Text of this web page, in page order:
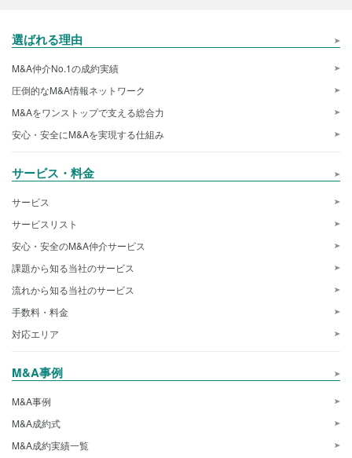
選ばれる理由
M&A仲介No.1の成約実績
圧倒的なM&A情報ネットワーク
M&Aをワンストップで支える総合力
安心・安全にM&Aを実現する仕組み
サービス・料金
サービス
サービスリスト
安心・安全のM&A仲介サービス
課題から知る当社のサービス
流れから知る当社のサービス
手数料・料金
対応エリア
M&A事例
M&A事例
M&A成約式
M&A成約実績一覧